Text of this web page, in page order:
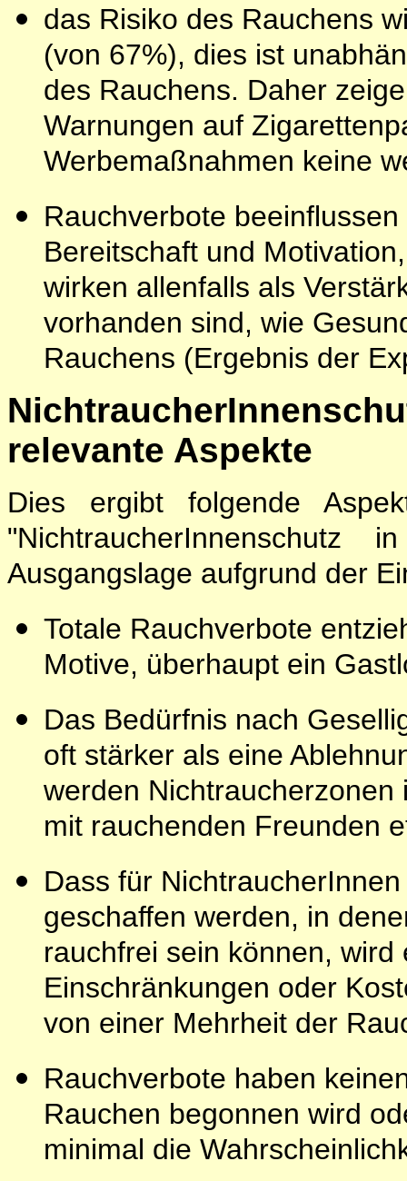
das Risiko des Rauchens
(von 67%), dies ist
des Rauchens. Daher
Warnungen auf
Werbemaßnahmen keine
Rauchverbote
Bereitschaft und
wirken allenfalls als
vorhanden sind, wie
Rauchens (Ergebnis der
relevante Aspekte
Dies ergibt folgende
Ausgangslage aufgrund der
Totale Rauchverbote
Motive, überhaupt ein
Das Bedürfnis nach
oft stärker als eine
werden
mit rauchenden Freunden
Dass für
geschaffen werden, in
rauchfrei sein können,
Einschränkungen oder
von einer Mehrheit der
Rauchverbote haben
Rauchen begonnen wird
minimal die